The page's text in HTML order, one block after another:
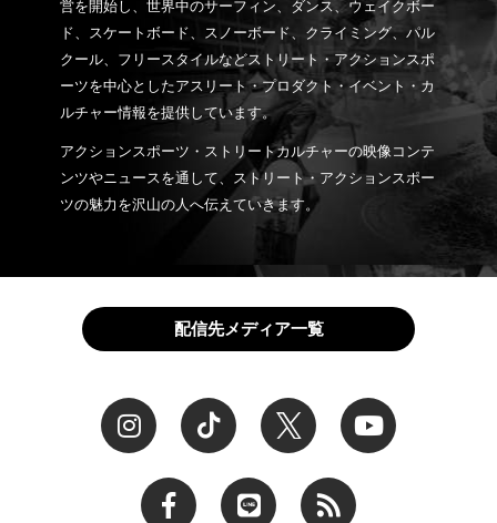
営を開始し、世界中のサーフィン、ダンス、ウェイクボー
ド、スケートボード、スノーボード、クライミング、パル
クール、フリースタイルなどストリート・アクションスポ
ーツを中心としたアスリート・プロダクト・イベント・カ
ルチャー情報を提供しています。
アクションスポーツ・ストリートカルチャーの映像コンテ
ンツやニュースを通して、ストリート・アクションスポー
ツの魅力を沢山の人へ伝えていきます。
配信先メディア一覧